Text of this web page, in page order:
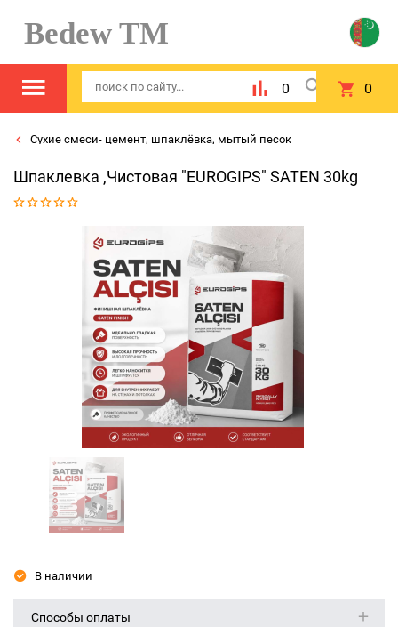
Bedew TM
0 0
Сухие смеси- цемент, шпаклёвка, мытый песок
Шпаклевка ,Чистовая "EUROGIPS" SATEN 30kg
В наличии
Способы оплаты